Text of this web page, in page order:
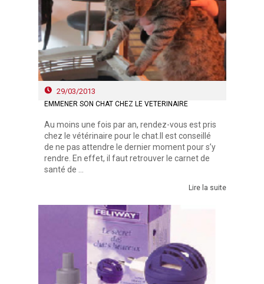
29/03/2013
EMMENER SON CHAT CHEZ LE VÉTÉRINAIRE
Au moins une fois par an, rendez-vous est pris
chez le vétérinaire pour le chat.Il est conseillé
de ne pas attendre le dernier moment pour s’y
rendre. En effet, il faut retrouver le carnet de
santé de ...
Lire la suite